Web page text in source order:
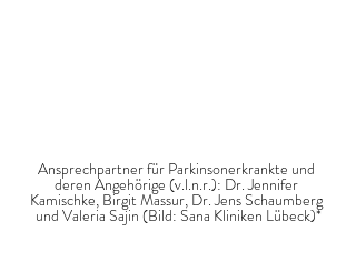
Ansprechpartner für Parkinsonerkrankte und
deren Angehörige (v.l.n.r.): Dr. Jennifer
Kamischke, Birgit Massur, Dr. Jens Schaumberg
und Valeria Sajin (Bild: Sana Kliniken Lübeck)*